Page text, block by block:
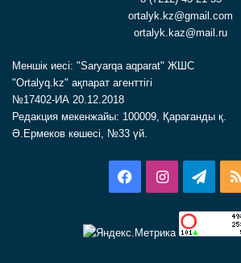
ortalyk.kz@gmail.com
ortalyk.kaz@mail.ru
Меншік иесі: "Saryarqa aqparat" ЖШС
"Ortalyq.kz" ақпарат агенттігі
№17402-ИА 20.12.2018
Редакция мекенжайы: 100009, Қарағанды қ.
Ә.Ермеков көшесі, №33 үй.
FacebookInstagram